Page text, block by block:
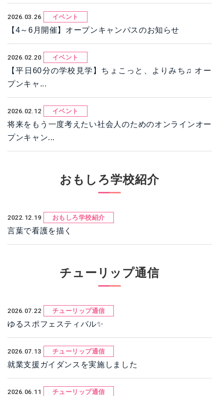
2026.03.26 イベント
【4～6月開催】オープンキャンパスのお知らせ
2026.02.20 イベント
【平日60分の学校見学】ちょこっと、よりみち♫ オー
プンキャ...
2026.02.12 イベント
将来をもう一度考えたい社会人のためのオンラインオー
プンキャン...
おもしろ学校紹介
2022.12.19 おもしろ学校紹介
言葉で看護を描く
チューリップ通信
2026.07.22 チューリップ通信
ゆるスポフェスティバル✨
2026.07.13 チューリップ通信
就業支援ガイダンスを実施しました
2026.06.11 チューリップ通信